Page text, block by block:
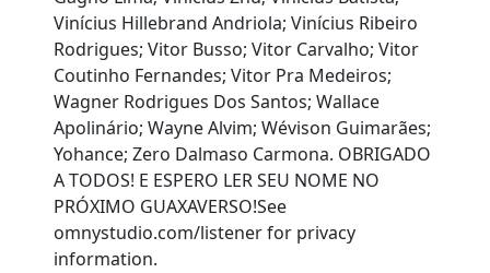
Vinícius Hillebrand Andriola; Vinícius Ribeiro
Rodrigues; Vitor Busso; Vitor Carvalho; Vitor
Coutinho Fernandes; Vitor Pra Medeiros;
Wagner Rodrigues Dos Santos; Wallace
Apolinário; Wayne Alvim; Wévison Guimarães;
Yohance; Zero Dalmaso Carmona. OBRIGADO
A TODOS! E ESPERO LER SEU NOME NO
PRÓXIMO GUAXAVERSO!See
omnystudio.com/listener for privacy
information.